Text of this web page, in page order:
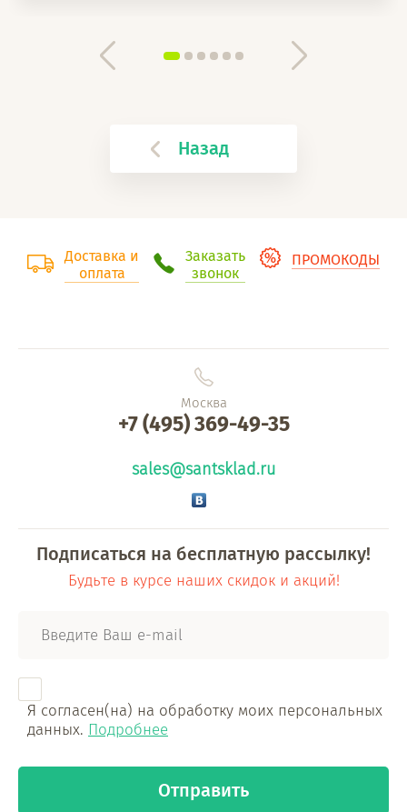
Назад
Доставка и
оплата
Заказать
звонок
ПРОМОКОДЫ
Москва
+7 (495) 369-49-35
sales@santsklad.ru
Подписаться на бесплатную рассылку!
Будьте в курсе наших скидок и акций!
Я согласен(на) на обработку моих персональных
данных. Подробнее
Отправить